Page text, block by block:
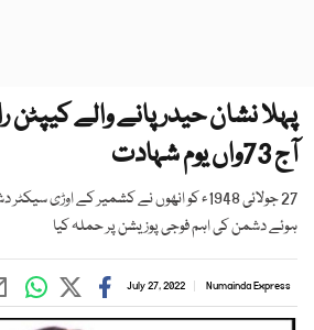
پہلا نشان حیدر پانے والے کیپٹن
آج 73واں یوم شہادت
27 جولائی 1948ء کو انھوں نے کشمیر کے
ہوئے دشمن کی اہم فوجی پوزیشن پر حملہ کیا
Numainda Express
July 27, 2022